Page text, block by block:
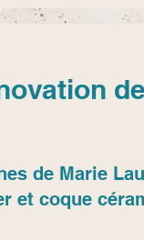
de Marie
et coque